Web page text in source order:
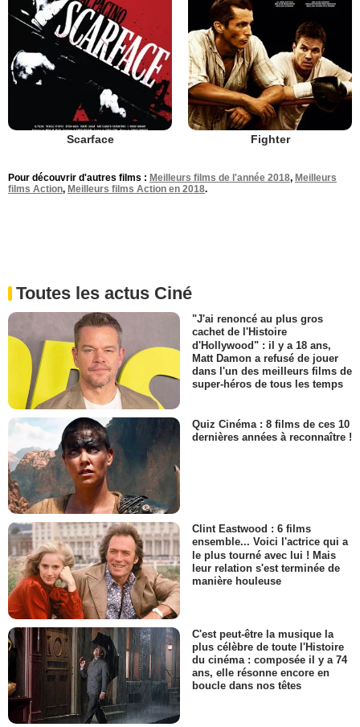
Scarface Fighter
Pour découvrir d'autres films : Meilleurs films de l'année 2018, Meilleurs
films Action, Meilleurs films Action en 2018.
Toutes les actus Ciné
"J'ai renoncé au plus gros
cachet de l'Histoire
d'Hollywood" : il y a 18 ans,
Matt Damon a refusé de jouer
dans l'un des meilleurs films de
super-héros de tous les temps
Quiz Cinéma : 8 films de ces 10
dernières années à reconnaître !
Clint Eastwood : 6 films
ensemble... Voici l'actrice qui a
le plus tourné avec lui ! Mais
leur relation s'est terminée de
manière houleuse
C'est peut-être la musique la
plus célèbre de toute l'Histoire
du cinéma : composée il y a 74
ans, elle résonne encore en
boucle dans nos têtes